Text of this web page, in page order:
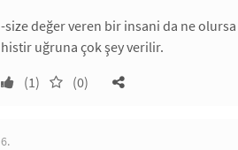
-size değer veren bir insani da ne
histir uğruna çok şey verilir.
(1)
(0)
6.